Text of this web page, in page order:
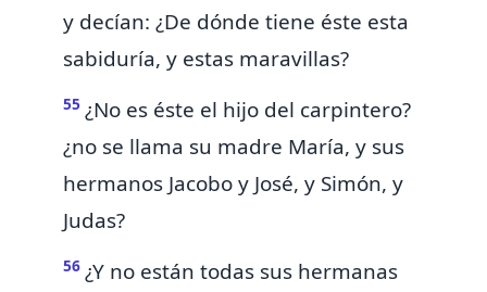
y decían: ¿De dónde tiene éste esta
sabiduría, y estas maravillas?
55 ¿No es éste el hijo del carpintero?
¿no se llama su madre María, y sus
hermanos Jacobo y José, y Simón, y
Judas?
56 ¿Y no están todas sus hermanas